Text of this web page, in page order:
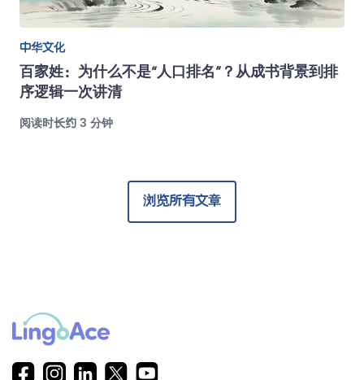
中华文化
百家姓：为什么不是“人口排名”？从成书背景到排
序逻辑一次讲清
阅读时长约 3 分钟
浏览所有文章